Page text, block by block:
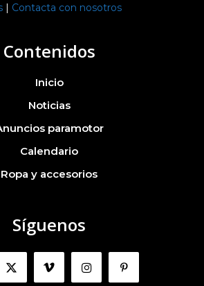
| Contacta con nosotros
Contenidos
Inicio
Noticias
paramotor
Calendario
Ropa y accesorios
Síguenos